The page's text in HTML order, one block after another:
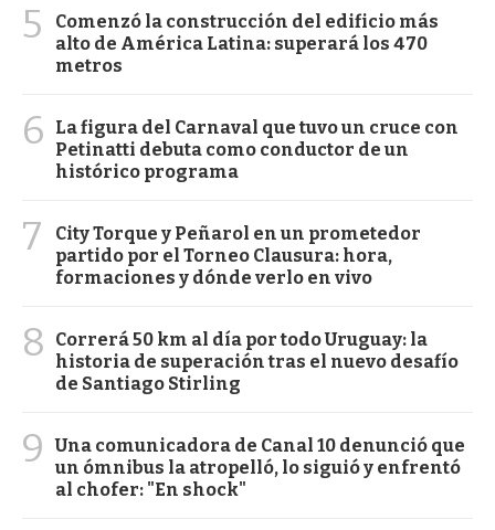
5
Comenzó la construcción del edificio más
alto de América Latina: superará los 470
metros
6
La figura del Carnaval que tuvo un cruce con
Petinatti debuta como conductor de un
histórico programa
7
City Torque y Peñarol en un prometedor
partido por el Torneo Clausura: hora,
formaciones y dónde verlo en vivo
8
Correrá 50 km al día por todo Uruguay: la
historia de superación tras el nuevo desafío
de Santiago Stirling
9
Una comunicadora de Canal 10 denunció que
un ómnibus la atropelló, lo siguió y enfrentó
al chofer: "En shock"